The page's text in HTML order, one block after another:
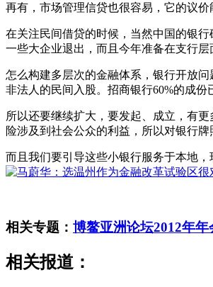
再有，市场管理信贷也很容易，它的议
在关注民间借贷的时候，当然中国的银
一些大企业退出，而且今年准备在支行
怎么构建多层次的金融体系，银行开放
非法人的民间入股。招商银行60%的成
所以还要继续扩大，要发起、成立，有
险涉及到社会公众的利益，所以对银行
而且我们要引导这些小银行服务于本地
相关专题： 博鳌亚洲论坛2012年年
相关报道：